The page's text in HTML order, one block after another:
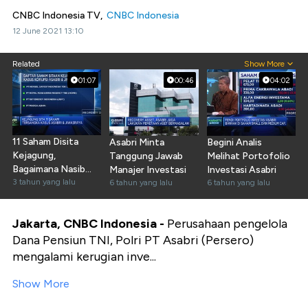
CNBC Indonesia TV, CNBC Indonesia
12 June 2021 13:10
Related Show More
01:07
11 Saham Disita
Kejagung,
Bagaimana Nasib
Investor Ritel?
3 tahun yang lalu
00:46
Asabri Minta
Tanggung Jawab
Manajer Investasi
6 tahun yang lalu
04:02
Begini Analis
Melihat Portofolio
Investasi Asabri
6 tahun yang lalu
Jakarta, CNBC Indonesia - Perusahaan pengelola
Dana Pensiun TNI, Polri PT Asabri (Persero)
mengalami kerugian inve...
Show More